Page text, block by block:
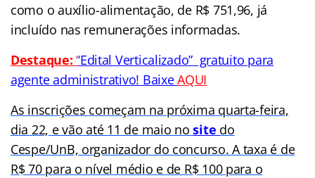
como o auxílio-alimentação, de R$ 751,96, já
incluído nas remunerações informadas.
Destaque: ‘‘Edital Verticalizado” gratuito para
agente administrativo! BaixeAQUI
As inscrições começam na próxima quarta-feira,
dia 22, e vão até 11 de maio nosite do
Cespe/UnB, organizador do concurso. A taxa é de
R$ 70 para o nível médio e de R$ 100 para o